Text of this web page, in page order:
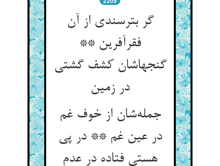
گر بترسندی از آن
فقرآفرین **
گنجهاشان کشف گشتی
در زمین
جمله‌شان از خوف غم
در عین غم ** در پی
هستی فتاده در عدم